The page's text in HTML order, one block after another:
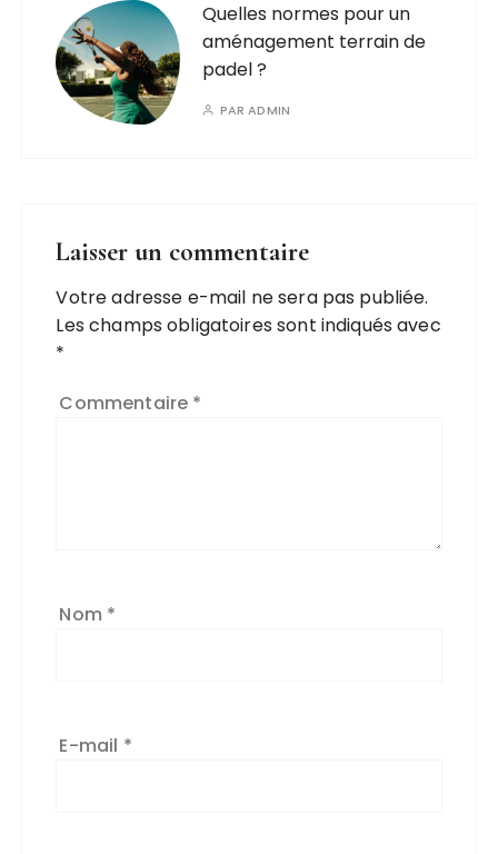
Quelles normes pour un
aménagement terrain de
padel ?
PARADMIN
Laisser un commentaire
Votre adresse e-mail ne sera pas publiée.
Les champs obligatoires sont indiqués avec
*
Commentaire *
Nom *
E-mail *